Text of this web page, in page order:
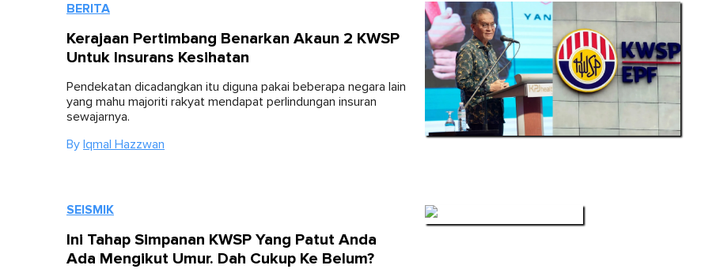
BERITA
Kerajaan Pertimbang Benarkan Akaun 2 KWSP
Untuk Insurans Kesihatan
Pendekatan dicadangkan itu diguna pakai beberapa negara lain
yang mahu majoriti rakyat mendapat perlindungan insuran
sewajarnya.
By Iqmal Hazzwan
SEISMIK
Ini Tahap Simpanan KWSP Yang Patut Anda
Ada Mengikut Umur. Dah Cukup Ke Belum?